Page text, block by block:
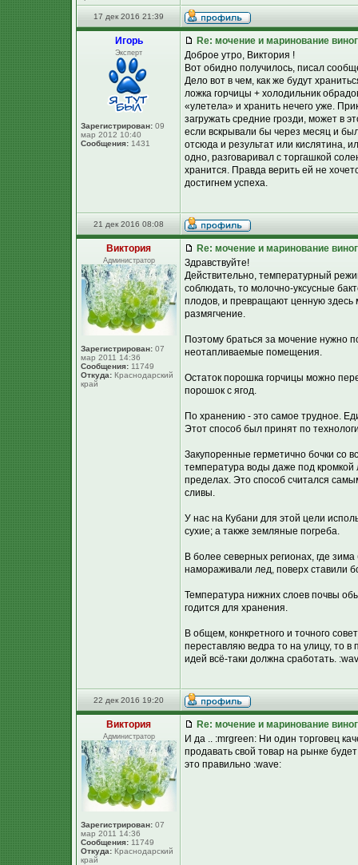
17 дек 2016 21:39
Игорь
Эксперт
Зарегистрирован: 09
мар 2012 10:40
Сообщения: 1431
Re: мочение и маринование
Доброе утро, Виктория !
Вот обидно получилось, писал
Дело вот в чем, как же будут
ложка горчицы + холодильник
«улетела» и хранить нечего уже.
загружать средние грозди, может в
если вскрывали бы через месяц и
отсюда и результат или кислятина,
одно, разговаривал с торгашкой
хранится. Правда верить ей не
достигнем успеха.
21 дек 2016 08:08
Виктория
Администратор
Зарегистрирован: 07
мар 2011 14:36
Сообщения: 11749
Откуда: Краснодарский
край
Re: мочение и маринование
Здравствуйте!
Действительно, температурный
соблюдать, то молочно-уксусные
плодов, и превращают ценную здесь
размягчение.
Поэтому браться за мочение нужно
неотапливаемые помещения.
Остаток порошка горчицы можно
порошок с ягод.
По хранению - это самое трудное.
Этот способ был принят по
Закупоренные герметично бочки со
температура воды даже под
пределах. Это способ считался
сливы.
У нас на Кубани для этой цели
сухие; а также земляные погреба.
В более северных регионах, где
намораживали лед, поверх ставили
Температура нижних слоев почвы
годится для хранения.
В общем, конкретного и точного
переставляю ведра то на улицу, то
идей всё-таки должна сработать.
22 дек 2016 19:20
Виктория
Администратор
Зарегистрирован: 07
мар 2011 14:36
Сообщения: 11749
Откуда: Краснодарский
край
Re: мочение и маринование
И да .. :mrgreen: Ни один торговец
продавать свой товар на рынке
это правильно :wave: